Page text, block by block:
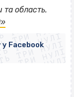
область.
НУЛІ
ТРИ НУЛІ
ТРИ НУЛІ
ТРИ НУЛІ
ТРИ НУЛІ
ТРИ НУЛІ
ТРИ НУЛІ
ТРИ НУЛІ
у Facebook